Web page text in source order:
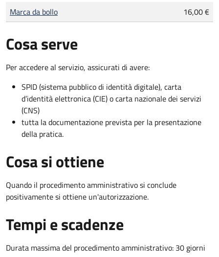
Tipo di pagamento
Importo
Marca da bollo 16,00 €
Cosa serve
Per accedere al servizio, assicurati di avere:
SPID (sistema pubblico di identità digitale), carta
d’identità elettronica (CIE) o carta nazionale dei servizi
(CNS)
tutta la documentazione prevista per la presentazione
della pratica.
Cosa si ottiene
Quando il procedimento amministrativo si conclude
positivamente si ottiene un'autorizzazione.
Tempi e scadenze
Durata massima del procedimento amministrativo: 30 giorni